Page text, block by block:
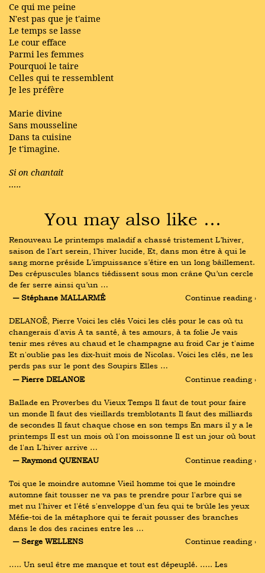
Ce qui me peine
N'est pas que je t'aime
Le temps se lasse
Le cour efface
Parmi les femmes
Pourquoi le taire
Celles qui te ressemblent
Je les préfère
Marie divine
Sans mousseline
Dans ta cuisine
Je t'imagine.
Si on chantait
…..
You may also like …
Renouveau Le printemps maladif a chassé tristement L’hiver,
saison de l’art serein, l’hiver lucide, Et, dans mon être à qui le
sang morne préside L’impuissance s’étire en un long bâillement.
Des crépuscules blancs tiédissent sous mon crâne Qu’un cercle
de fer serre ainsi qu’un …
― Stéphane MALLARMÉ
Continue reading ›
DELANOË, Pierre Voici les clés Voici les clés pour le cas où tu
changerais d'avis A ta santé, à tes amours, à ta folie Je vais
tenir mes rêves au chaud et le champagne au froid Car je t'aime
Et n'oublie pas les dix-huit mois de Nicolas. Voici les clés, ne les
perds pas sur le pont des Soupirs Elles …
― Pierre DELANOE
Continue reading ›
Ballade en Proverbes du Vieux Temps Il faut de tout pour faire
un monde Il faut des vieillards tremblotants Il faut des milliards
de secondes Il faut chaque chose en son temps En mars il y a le
printemps II est un mois où l'on moissonne Il est un jour où bout
de l'an L'hiver arrive …
― Raymond QUENEAU
Continue reading ›
Toi que le moindre automne Vieil homme toi que le moindre
automne fait tousser ne va pas te prendre pour l'arbre qui se
met nu l'hiver et l'été s'enveloppe d'un feu qui te brûle les yeux
Méfie-toi de la métaphore qui te ferait pousser des branches
dans le dos des racines entre les …
― Serge WELLENS
Continue reading ›
….. Un seul être me manque et tout est dépeuplé. ….. Les